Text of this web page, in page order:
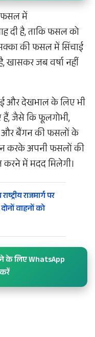
फसल में
दी है, ताकि फसल को
की फसल में सिंचाई
खासकर जब वर्षा नहीं
और देखभाल के लिए भी
हैं, जैसे कि फूलगोभी,
और बैंगन की फसलों के
करके अपनी फसलों की
करने में मदद मिलेगी।
राजमार्ग पर
वाहनों को
के लिए WhatsApp